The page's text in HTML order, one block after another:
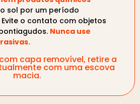
sol por um período
o contato com objetos
Nunca use
capa removível, retire a
com uma escova
macia.